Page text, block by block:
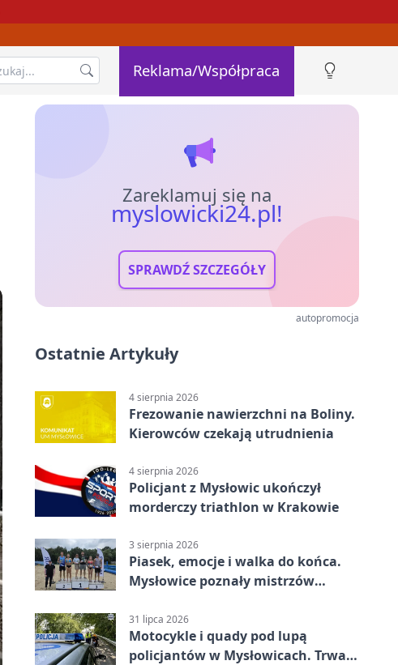
Reklama/Współpraca
Zareklamuj się na
myslowicki24.pl!
SPRAWDŹ SZCZEGÓŁY
autopromocja
Ostatnie Artykuły
4 sierpnia 2026
Frezowanie nawierzchni na Boliny.
Kierowców czekają utrudnienia
4 sierpnia 2026
Policjant z Mysłowic ukończył
morderczy triathlon w Krakowie
3 sierpnia 2026
Piasek, emocje i walka do końca.
Mysłowice poznały mistrzów
31 lipca 2026
Motocykle i quady pod lupą
policjantów w Mysłowicach. Trwa